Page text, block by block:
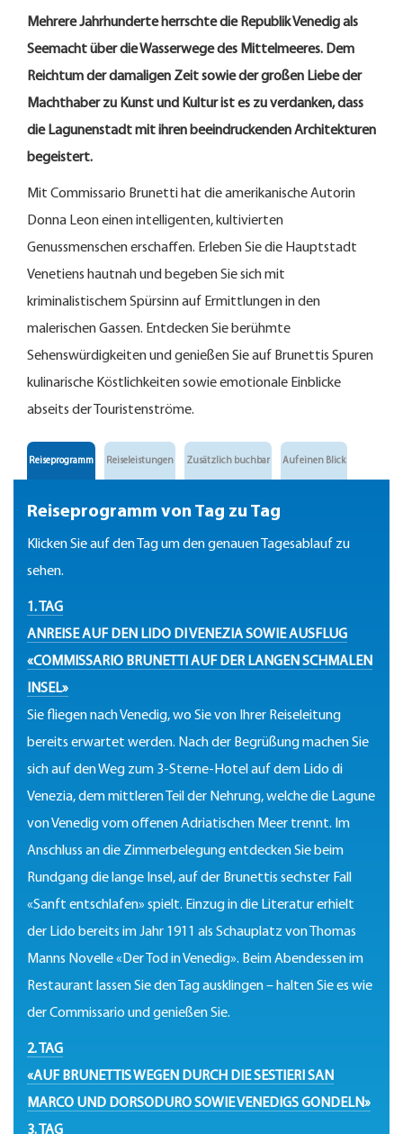
Mehrere Jahrhunderte herrschte die Republik Venedig als
Seemacht über die Wasserwege des Mittelmeeres. Dem
Reichtum der damaligen Zeit sowie der großen Liebe der
Machthaber zu Kunst und Kultur ist es zu verdanken, dass
die Lagunenstadt mit ihren beeindruckenden Architekturen
begeistert.
Mit Commissario Brunetti hat die amerikanische Autorin
Donna Leon einen intelligenten, kultivierten
Genussmenschen erschaffen. Erleben Sie die Hauptstadt
Venetiens hautnah und begeben Sie sich mit
kriminalistischem Spürsinn auf Ermittlungen in den
malerischen Gassen. Entdecken Sie berühmte
Sehenswürdigkeiten und genießen Sie auf Brunettis Spuren
kulinarische Köstlichkeiten sowie emotionale Einblicke
abseits der Touristenströme.
Reiseprogramm Reiseleistungen Zusätzlich buchbar Auf einen Blick
Reiseprogramm von Tag zu Tag
Klicken Sie auf den Tag um den genauen Tagesablauf zu
sehen.
1. TAG
ANREISE AUF DEN LIDO DI VENEZIA SOWIE AUSFLUG
«COMMISSARIO BRUNETTI AUF DER LANGEN SCHMALEN
INSEL»
Sie fliegen nach Venedig, wo Sie von Ihrer Reiseleitung
bereits erwartet werden. Nach der Begrüßung machen Sie
sich auf den Weg zum 3-Sterne-Hotel auf dem Lido di
Venezia, dem mittleren Teil der Nehrung, welche die Lagune
von Venedig vom offenen Adriatischen Meer trennt. Im
Anschluss an die Zimmerbelegung entdecken Sie beim
Rundgang die lange Insel, auf der Brunettis sechster Fall
«Sanft entschlafen» spielt. Einzug in die Literatur erhielt
der Lido bereits im Jahr 1911 als Schauplatz von Thomas
Manns Novelle «Der Tod in Venedig». Beim Abendessen im
Restaurant lassen Sie den Tag ausklingen – halten Sie es wie
der Commissario und genießen Sie.
2. TAG
«AUF BRUNETTIS WEGEN DURCH DIE SESTIERI SAN
MARCO UND DORSODURO SOWIE VENEDIGS GONDELN»
3. TAG